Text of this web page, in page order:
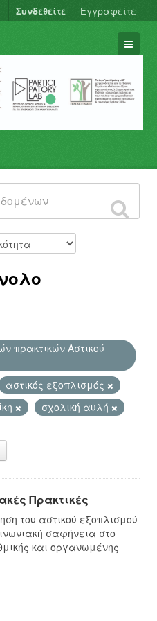
Συνδεθείτε Εγγραφείτε
πρακτικών Αστικού
αστικός εξοπλισμός
σχολική αυλή
Πρακτικές
του αστικού εξοπλισμού
σαφήνεια στο
και οργανωμένης